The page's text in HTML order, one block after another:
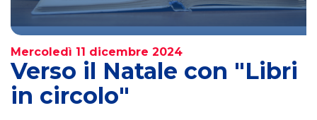
Mercoledì 11 dicembre 2024
Verso il Natale con "Libri
in circolo"